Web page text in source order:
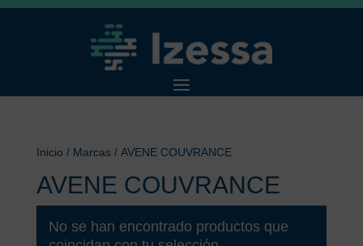
Inicio / Marcas / AVENE COUVRANCE
AVENE COUVRANCE
No se han encontrado productos que